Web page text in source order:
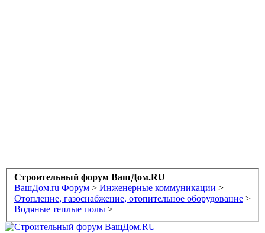
Строительный форум ВашДом.RU
ВашДом.ru Форум > Инженерные коммуникации >
Отопление, газоснабжение, отопительное оборудование >
Водяные теплые полы >